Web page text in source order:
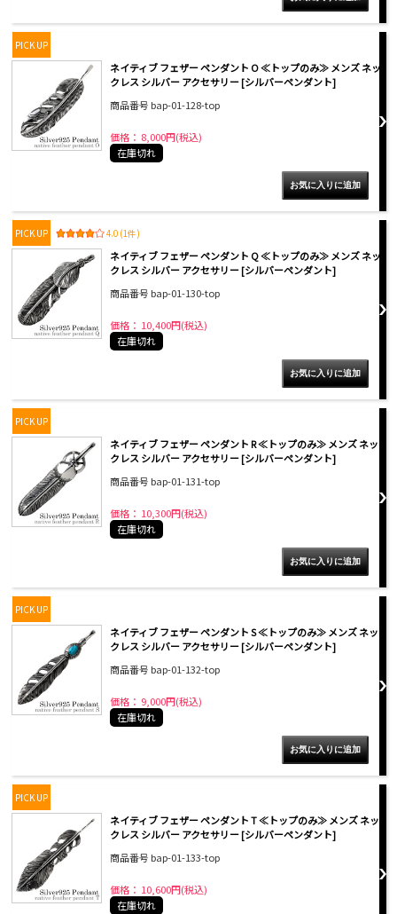
PICK UP
ネイティブ フェザー ペンダント O ≪トップのみ≫ メンズ ネッ
クレス シルバー アクセサリー [シルバーペンダント]
商品番号 bap-01-128-top
価格： 8,000円(税込)
在庫切れ
PICK UP 4.0 (1件)
ネイティブ フェザー ペンダント Q ≪トップのみ≫ メンズ ネッ
クレス シルバー アクセサリー [シルバーペンダント]
商品番号 bap-01-130-top
価格： 10,400円(税込)
在庫切れ
PICK UP
ネイティブ フェザー ペンダント R ≪トップのみ≫ メンズ ネッ
クレス シルバー アクセサリー [シルバーペンダント]
商品番号 bap-01-131-top
価格： 10,300円(税込)
在庫切れ
PICK UP
ネイティブ フェザー ペンダント S ≪トップのみ≫ メンズ ネッ
クレス シルバー アクセサリー [シルバーペンダント]
商品番号 bap-01-132-top
価格： 9,000円(税込)
在庫切れ
PICK UP
ネイティブ フェザー ペンダント T ≪トップのみ≫ メンズ ネッ
クレス シルバー アクセサリー [シルバーペンダント]
商品番号 bap-01-133-top
価格： 10,600円(税込)
在庫切れ